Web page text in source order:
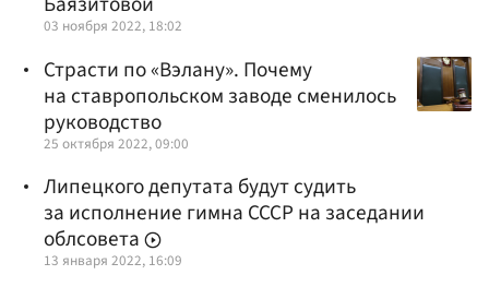
03 ноября 2022, 18:02
Страсти по «Вэлану». Почему
на ставропольском заводе сменилось
руководство
25 октября 2022, 09:00
Липецкого депутата будут судить
за исполнение гимна СССР на заседании
облсовета
13 января 2022, 16:09